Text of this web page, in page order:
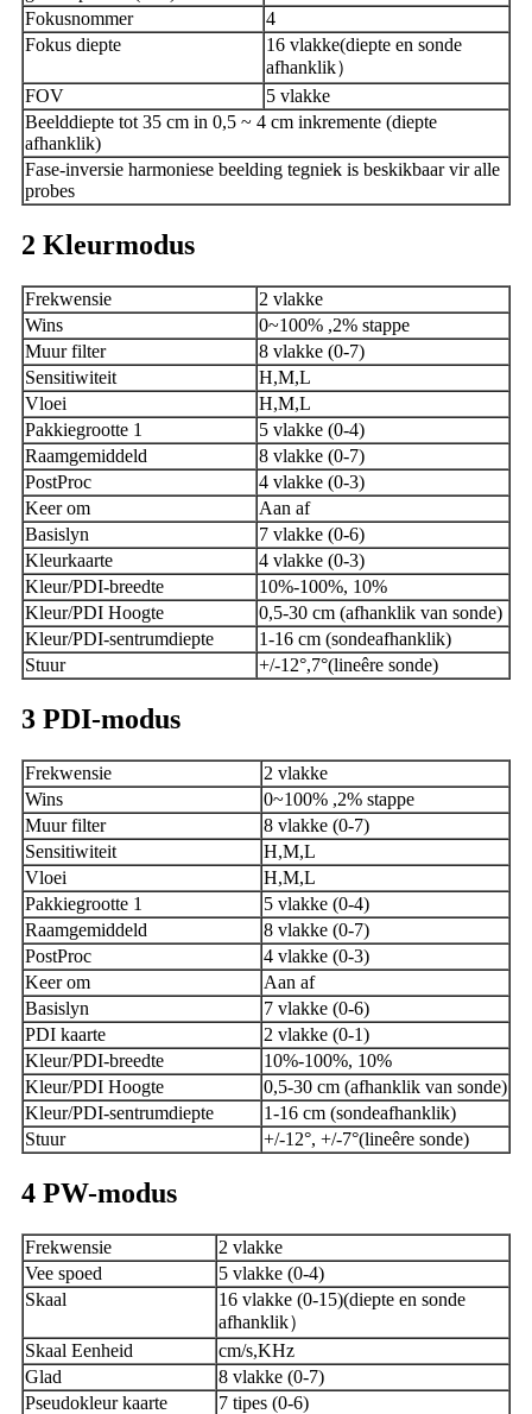
Fokusnommer
4
Fokus diepte
16 vlakke(diepte en sonde
afhanklik）
FOV
5 vlakke
Beelddiepte tot 35 cm in 0,5 ~ 4 cm inkremente (diepte
afhanklik)
Fase-inversie harmoniese beelding tegniek is beskikbaar vir alle
probes
2 Kleurmodus
Frekwensie
2 vlakke
Wins
0~100% ,2% stappe
Muur filter
8 vlakke (0-7)
Sensitiwiteit
H,M,L
Vloei
H,M,L
Pakkiegrootte 1
5 vlakke (0-4)
Raamgemiddeld
8 vlakke (0-7)
PostProc
4 vlakke (0-3)
Keer om
Aan af
Basislyn
7 vlakke (0-6)
Kleurkaarte
4 vlakke (0-3)
Kleur/PDI-breedte
10%-100%, 10%
Kleur/PDI Hoogte
0,5-30 cm (afhanklik van sonde)
Kleur/PDI-sentrumdiepte
1-16 cm (sondeafhanklik)
Stuur
+/-12°,7°(lineêre sonde)
3 PDI-modus
Frekwensie
2 vlakke
Wins
0~100% ,2% stappe
Muur filter
8 vlakke (0-7)
Sensitiwiteit
H,M,L
Vloei
H,M,L
Pakkiegrootte 1
5 vlakke (0-4)
Raamgemiddeld
8 vlakke (0-7)
PostProc
4 vlakke (0-3)
Keer om
Aan af
Basislyn
7 vlakke (0-6)
PDI kaarte
2 vlakke (0-1)
Kleur/PDI-breedte
10%-100%, 10%
Kleur/PDI Hoogte
0,5-30 cm (afhanklik van sonde)
Kleur/PDI-sentrumdiepte
1-16 cm (sondeafhanklik)
Stuur
+/-12°, +/-7°(lineêre sonde)
4 PW-modus
Frekwensie
2 vlakke
Vee spoed
5 vlakke (0-4)
Skaal
16 vlakke (0-15)(diepte en sonde
afhanklik）
Skaal Eenheid
cm/s,KHz
Glad
8 vlakke (0-7)
Pseudokleur kaarte
7 tipes (0-6)